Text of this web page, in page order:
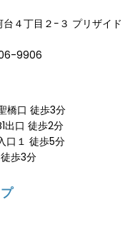
４丁目２−３ プリザイド
9906
橋口 徒歩3分
出口 徒歩2分
口１ 徒歩5分
歩3分